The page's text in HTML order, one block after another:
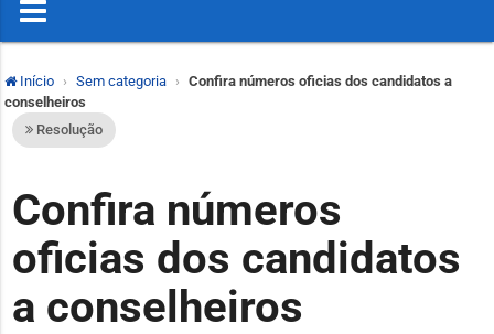
Início Sem categoria
Confira números oficias dos candidatos a
conselheiros
Resolução
Confira números
oficias dos candidatos
a conselheiros